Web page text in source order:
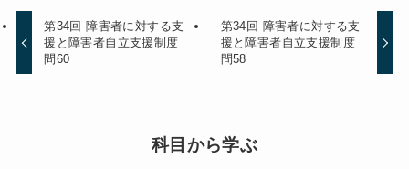
第34回 障害者に対する支
援と障害者自立支援制度
問60
第34回 障害者に対する支
援と障害者自立支援制度
問58
科目から学ぶ